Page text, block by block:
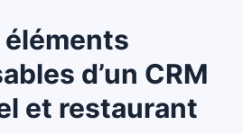
éléments
d’un CRM
et restaurant